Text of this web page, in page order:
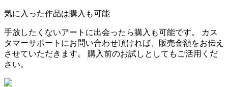
気に入った作品は購入も可能
手放したくないアートに出会ったら購入も可能です。 カス
タマーサポートにお問い合わせ頂ければ、販売金額をお伝え
させていただきます。 購入前のお試しとしてもご活用くだ
さい。